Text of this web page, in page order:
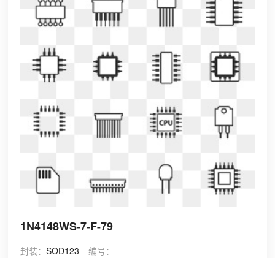
1N4148WS-7-F-79
封装：SOD123
编号：